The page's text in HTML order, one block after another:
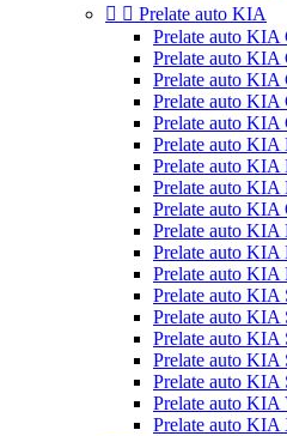
  Prelate auto KIA
Prelate auto KIA
Prelate auto KIA
Prelate auto KIA
Prelate auto KIA
Prelate auto KIA
Prelate auto KIA
Prelate auto KIA
Prelate auto KIA
Prelate auto KIA
Prelate auto KIA
Prelate auto KIA
Prelate auto KIA
Prelate auto KIA
Prelate auto KIA
Prelate auto KIA
Prelate auto KIA
Prelate auto KIA
Prelate auto KIA
Prelate auto KIA